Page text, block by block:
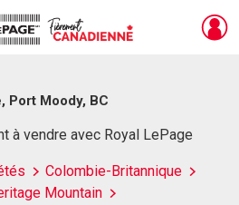
Port Moody, BC
à vendre avec Royal LePage
Colombie-Britannique
Mountain